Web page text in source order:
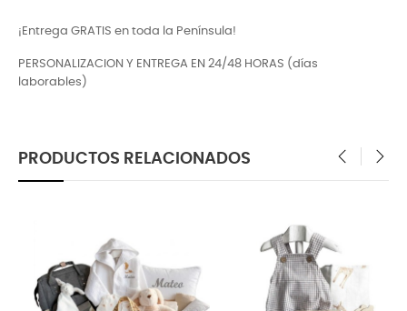
¡Entrega GRATIS en toda la Península!
PERSONALIZACION Y ENTREGA EN 24/48 HORAS (días
laborables)
PRODUCTOS RELACIONADOS